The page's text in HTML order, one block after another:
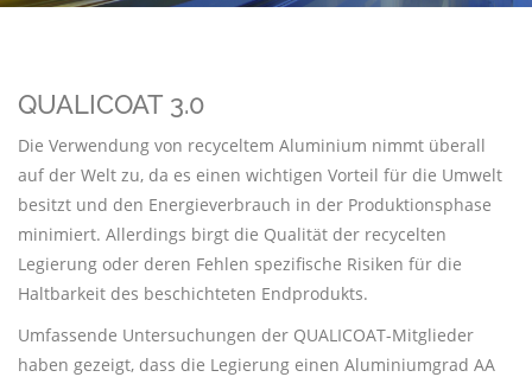
QUALICOAT 3.0
Die Verwendung von recyceltem Aluminium nimmt überall
auf der Welt zu, da es einen wichtigen Vorteil für die Umwelt
besitzt und den Energieverbrauch in der Produktionsphase
minimiert. Allerdings birgt die Qualität der recycelten
Legierung oder deren Fehlen spezifische Risiken für die
Haltbarkeit des beschichteten Endprodukts.
Umfassende Untersuchungen der QUALICOAT-Mitglieder
haben gezeigt, dass die Legierung einen Aluminiumgrad AA